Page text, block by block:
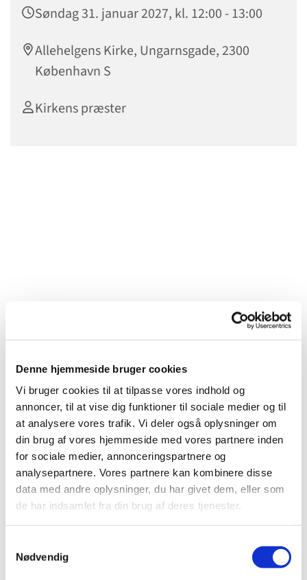
Denne hjemmeside bruger cookies
Vi bruger cookies til at tilpasse vores indhold og
annoncer, til at vise dig funktioner til sociale medier og til
at analysere vores trafik. Vi deler også oplysninger om
din brug af vores hjemmeside med vores partnere inden
for sociale medier, annonceringspartnere og
analysepartnere. Vores partnere kan kombinere disse
data med andre oplysninger, du har givet dem, eller som
de har indsamlet fra din brug af deres tjenester.
Nødvendig
Søndag 31. januar 2027, kl. 12:00 - 13:00
Allehelgens Kirke, Ungarnsgade, 2300
København S
Kirkens præster
Du vil måske også kunne lide...